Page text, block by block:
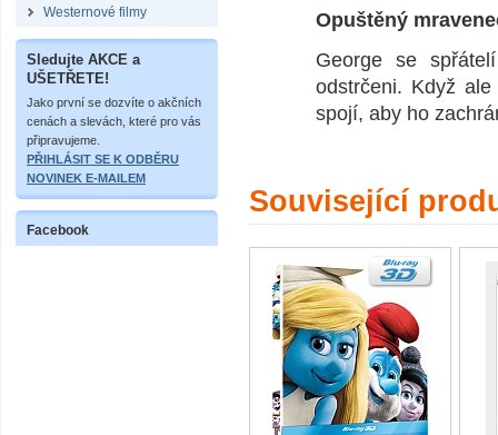
Westernové filmy
Sledujte AKCE a
UŠETŘETE!
Jako první se dozvíte o akčních
cenách a slevách, které pro vás
připravujeme.
PŘIHLÁSIT SE K ODBĚRU
NOVINEK E-MAILEM
Facebook
Opuštěný
George se
odstrčeni. Když
spojí, aby ho
Související